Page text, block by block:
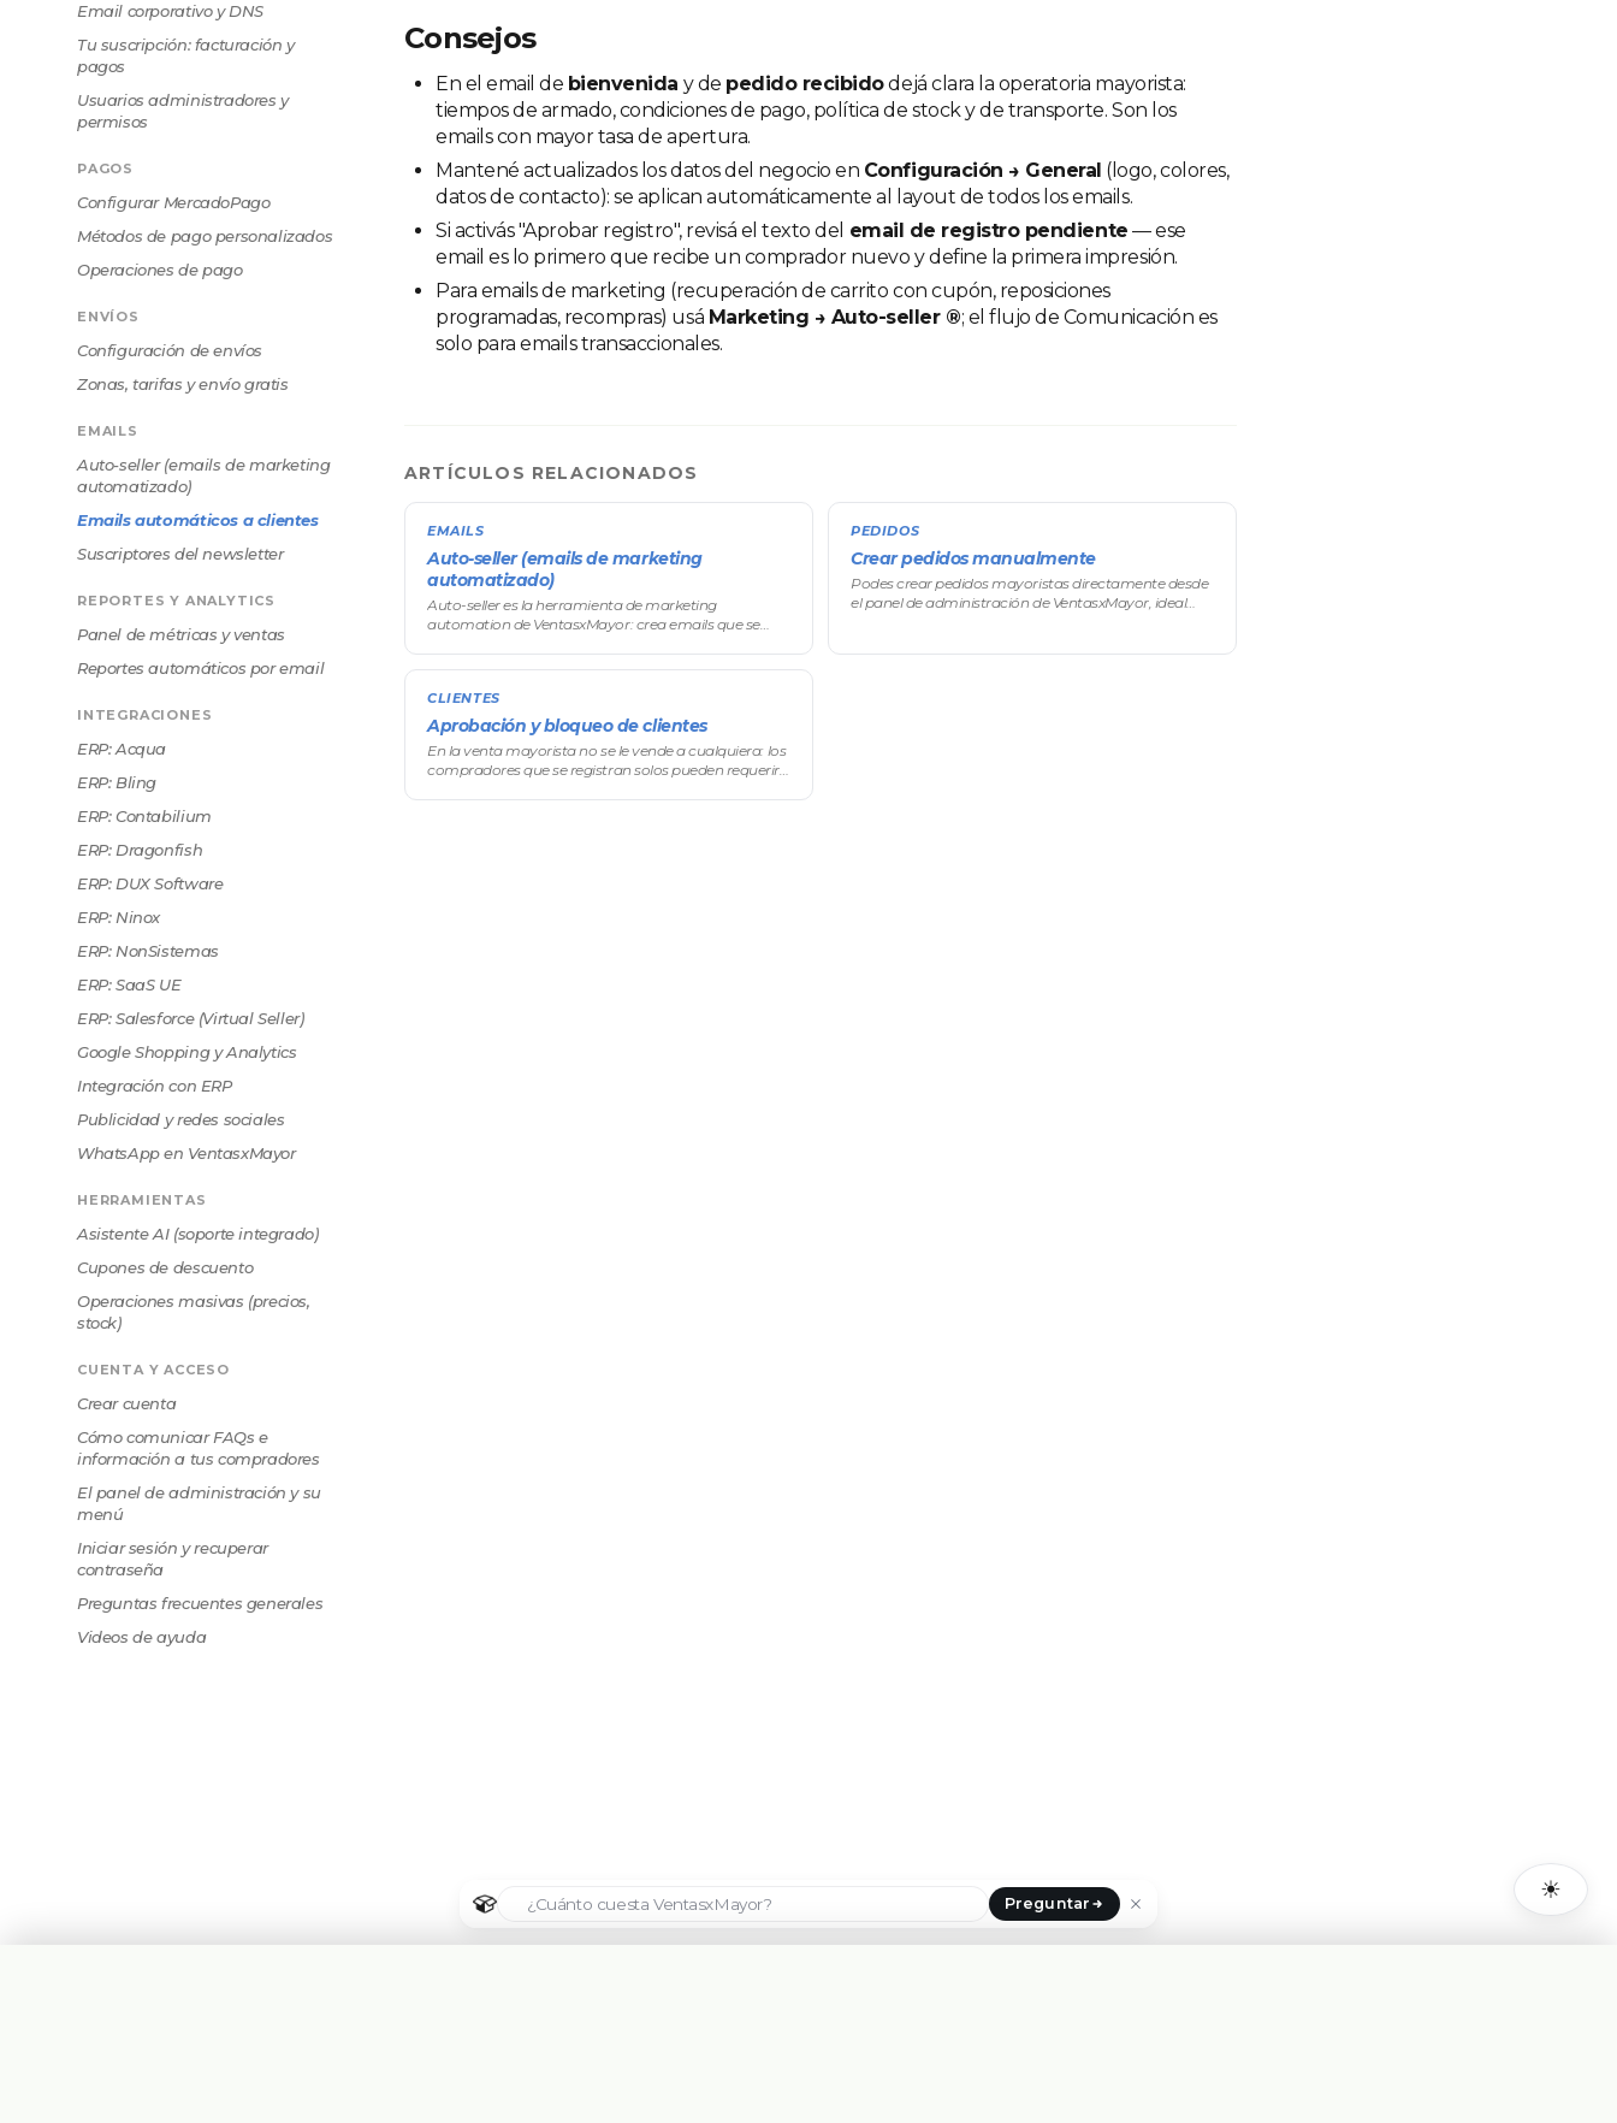
☀
Email corporativo y DNS
Tu suscripción: facturación y
pagos
Usuarios administradores y
permisos
PAGOS
Configurar MercadoPago
Métodos de pago personalizados
Operaciones de pago
ENVÍOS
Configuración de envíos
Zonas, tarifas y envío gratis
EMAILS
Auto-seller (emails de marketing
automatizado)
Emails automáticos a clientes
Suscriptores del newsletter
REPORTES Y ANALYTICS
Panel de métricas y ventas
Reportes automáticos por email
INTEGRACIONES
ERP: Acqua
ERP: Bling
ERP: Contabilium
ERP: Dragonfish
ERP: DUX Software
ERP: Ninox
ERP: NonSistemas
ERP: SaaS UE
ERP: Salesforce (Virtual Seller)
Google Shopping y Analytics
Integración con ERP
Publicidad y redes sociales
WhatsApp en VentasxMayor
HERRAMIENTAS
Asistente AI (soporte integrado)
Cupones de descuento
Operaciones masivas (precios,
stock)
CUENTA Y ACCESO
Crear cuenta
Cómo comunicar FAQs e
información a tus compradores
El panel de administración y su
menú
Iniciar sesión y recuperar
contraseña
Preguntas frecuentes generales
Videos de ayuda
Consejos
En el email de bienvenida y de pedido recibidodejá clara la operatoria mayorista:
tiempos de armado, condiciones de pago, política de stock y de transporte. Son los
emails con mayor tasa de apertura.
Mantené actualizados los datos del negocio en Configuración → General (logo, colores,
datos de contacto): se aplican automáticamente al layout de todos los emails.
Si activás "Aprobar registro", revisá el texto del email de registro pendiente — ese
email es lo primero que recibe un comprador nuevo y define la primera impresión.
Para emails de marketing (recuperación de carrito con cupón, reposiciones
programadas, recompras) usá Marketing → Auto-seller ®; el flujo de Comunicación es
solo para emails transaccionales.
ARTÍCULOS RELACIONADOS
EMAILS
Auto-seller (emails de marketing
automatizado)
Auto-seller es la herramienta de marketing
automation de VentasxMayor: crea emails que se
PEDIDOS
Crear pedidos manualmente
Podes crear pedidos mayoristas directamente desde
el panel de administración de VentasxMayor, ideal
CLIENTES
Aprobación y bloqueo de clientes
En la venta mayorista no se le vende a cualquiera: los
compradores que se registran solos pueden requerir
Preguntar